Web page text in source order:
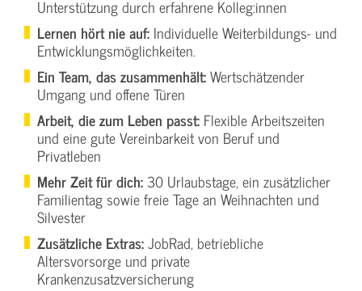
Unterstützung durch erfahrene Kolleg:innen
Lernen hört nie auf: Individuelle Weiterbildungs- und
Entwicklungsmöglichkeiten.
Ein Team, das zusammenhält:Wertschätzender
Umgang und offene Türen
Arbeit, die zum Leben passt: Flexible Arbeitszeiten
und eine gute Vereinbarkeit von Beruf und
Privatleben
Mehr Zeit für dich: 30 Urlaubstage, ein zusätzlicher
Familientag sowie freie Tage an Weihnachten und
Silvester
Zusätzliche Extras:JobRad, betriebliche
Altersvorsorge und private
Krankenzusatzversicherung